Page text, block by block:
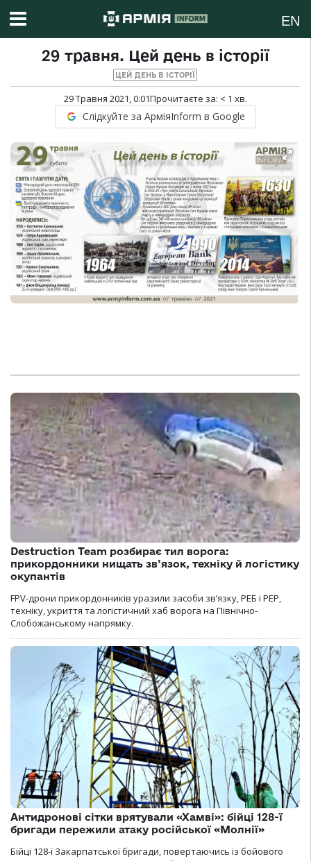
EN
29 травня. Цей день в історії
ЦЕЙ ДЕНЬ В ІСТОРІЇ
29 Травня 2021, 0:01Прочитаєте за: < 1 хв.
Слідкуйте за АрміяInform в Google
Destruction Team розбирає тил ворога:
прикордонники нищать зв’язок, техніку й логістику
окупантів
FPV-дрони прикордонників уразили засоби зв’язку, РЕБ і РЕР,
техніку, укриття та логістичний хаб ворога на Північно-
Слобожанському напрямку.
Антидронові сітки врятували «Хамві»: бійці 128-ї
бригади пережили атаку російської «Молнії»
Бійці 128-ї Закарпатської бригади, повертаючись із бойового